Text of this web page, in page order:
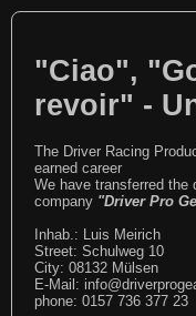
"Ciao",
revoir" -
The Driver Racing
earned career
We have transferred
company "Driver Pro
Inhab.: Luis Meirich
Street: Schulweg 10
City: 08132 Mülsen
E-Mail:
phone: 0157 736 377 23